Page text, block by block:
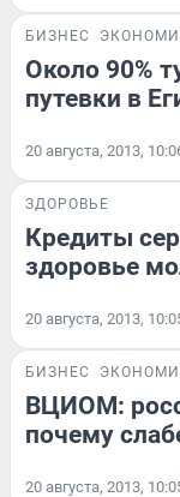
БИЗНЕС
Около 90%
путевки в
20 августа, 2013,
ЗДОРОВЬЕ
Кредиты
здоровье
20 августа, 2013,
БИЗНЕС
ВЦИОМ:
почему
20 августа, 2013,